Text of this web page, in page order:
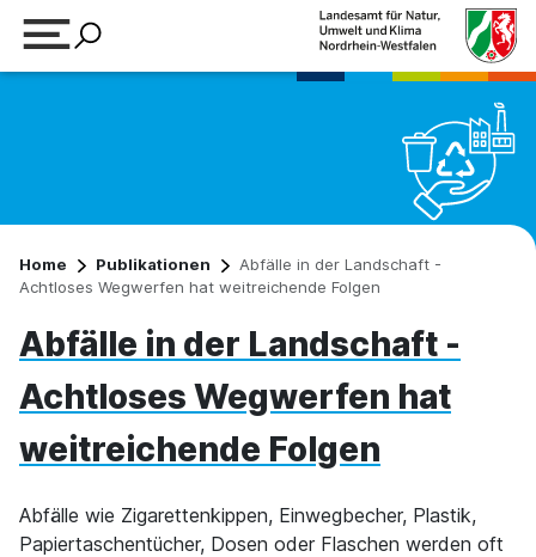
Home Publikationen
Abfälle in der Landschaft -
Achtloses Wegwerfen hat weitreichende Folgen
Abfälle in der Landschaft -
Achtloses Wegwerfen hat
weitreichende Folgen
Abfälle wie Zigarettenkippen, Einwegbecher, Plastik,
Papiertaschentücher, Dosen oder Flaschen werden oft